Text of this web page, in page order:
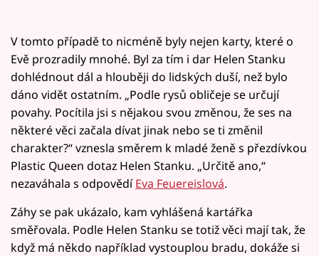
V tomto případě to nicméně byly nejen karty, které o
Evě prozradily mnohé. Byl za tím i dar Helen Stanku
dohlédnout dál a hlouběji do lidských duší, než bylo
dáno vidět ostatním. „Podle rysů obličeje se určují
povahy. Pocítila jsi s nějakou svou změnou, že ses na
některé věci začala dívat jinak nebo se ti změnil
charakter?“ vznesla směrem k mladé ženě s přezdívkou
Plastic Queen dotaz Helen Stanku. „Určitě ano,“
nezaváhala s odpovědíEva Feuereislová.
Záhy se pak ukázalo, kam vyhlášená kartářka
směřovala. Podle Helen Stanku se totiž věci mají tak, že
když má někdo například vystouplou bradu, dokáže si